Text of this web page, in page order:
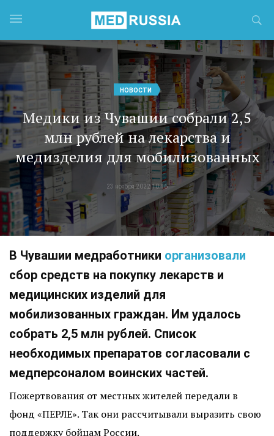
НОВОСТИ
Медики из Чувашии собрали 2,5
млн рублей на лекарства и
медизделия для мобилизованных
23 ноября 2022 10:46
В Чувашии медработники организовали
сбор средств на покупку лекарств и
медицинских изделий для
мобилизованных граждан. Им удалось
собрать 2,5 млн рублей. Список
необходимых препаратов согласовали с
медперсоналом воинских частей.
Пожертвования от местных жителей передали в
фонд «ПЕРЛЕ». Так они рассчитывали выразить свою
поддержку бойцам России.